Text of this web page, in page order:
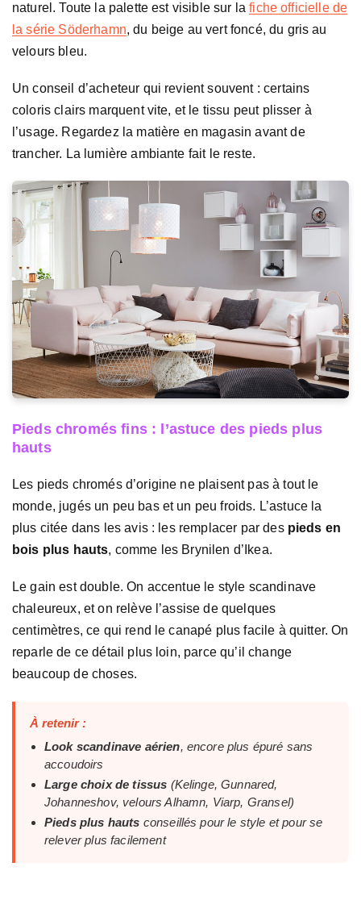
naturel. Toute la palette est visible sur lafiche officielle de
la série Söderhamn, du beige au vert foncé, du gris au
velours bleu.
Un conseil d’acheteur qui revient souvent : certains
coloris clairs marquent vite, et le tissu peut plisser à
l’usage. Regardez la matière en magasin avant de
trancher. La lumière ambiante fait le reste.
Pieds chromés fins : l’astuce des pieds plus
hauts
Les pieds chromés d’origine ne plaisent pas à tout le
monde, jugés un peu bas et un peu froids. L’astuce la
plus citée dans les avis : les remplacer par des pieds en
bois plus hauts, comme les Brynilen d’Ikea.
Le gain est double. On accentue le style scandinave
chaleureux, et on relève l’assise de quelques
centimètres, ce qui rend le canapé plus facile à quitter. On
reparle de ce détail plus loin, parce qu’il change
beaucoup de choses.
À retenir :
Look scandinave aérien, encore plus épuré sans
accoudoirs
Large choix de tissus (Kelinge, Gunnared,
Johanneshov, velours Alhamn, Viarp, Gransel)
Pieds plus hauts conseillés pour le style et pour se
relever plus facilement